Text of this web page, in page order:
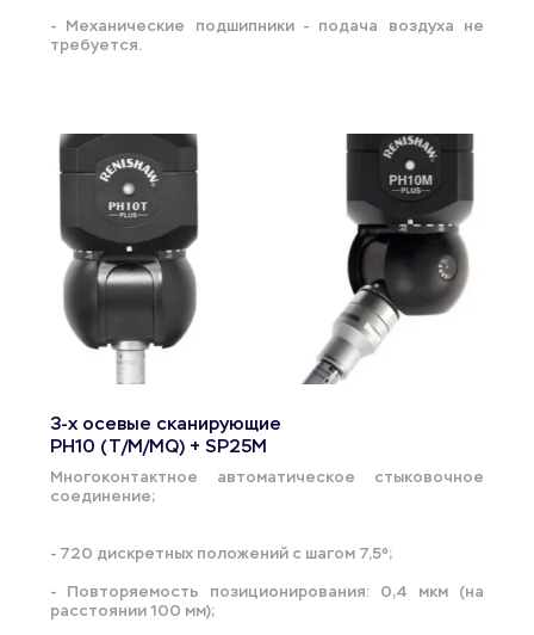
- Механические подшипники - подача воздуха не
требуется.
3-х осевые сканирующие
PH10 (T/M/MQ) + SP25M
Многоконтактное автоматическое стыковочное
соединение;
- 720 дискретных положений с шагом 7,5º;
- Повторяемость позиционирования: 0,4 мкм (на
расстоянии 100 мм);